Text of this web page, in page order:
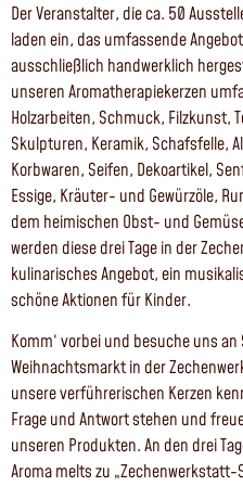
Der Veranstalter, die ca. 50
laden ein, das umfassende
ausschließlich handwerklich
unseren Aromatherapiekerzen
Holzarbeiten, Schmuck, Filzkunst,
Skulpturen, Keramik, Schafsfelle,
Korbwaren, Seifen, Dekoartikel,
Essige, Kräuter- und Gewürzöle,
dem heimischen Obst- und
werden diese drei Tage in der
kulinarisches Angebot, ein
schöne Aktionen für Kinder.
Komm‘ vorbei und besuche uns
Weihnachtsmarkt in der
unsere verführerischen Kerzen
Frage und Antwort stehen und
unseren Produkten. An den drei
Aroma melts zu